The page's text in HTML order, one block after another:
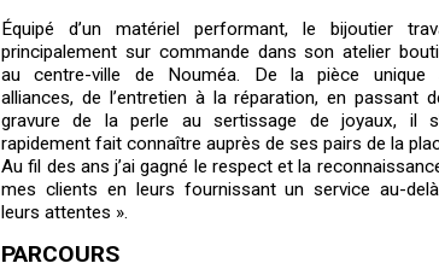
Équipé d’un matériel performant, le bijoutier
principalement sur commande dans son atelier
au centre-ville de Nouméa. De la pièce unique
alliances, de l’entretien à la réparation, en passant
gravure de la perle au sertissage de joyaux, il
rapidement fait connaître auprès de ses pairs de la
Au fil des ans j’ai gagné le respect et la
mes clients en leurs fournissant un service au-
leurs attentes ».
PARCOURS